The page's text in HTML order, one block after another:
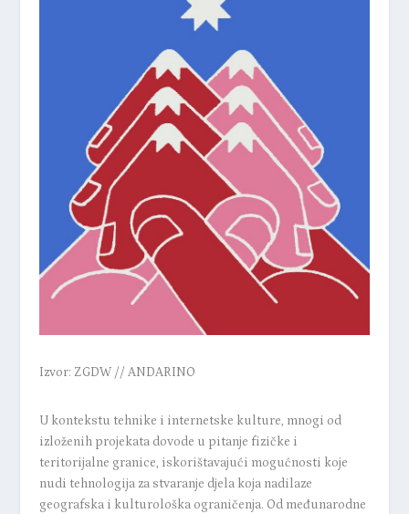
Izvor: ZGDW // ANDARINO
U kontekstu tehnike i internetske kulture, mnogi od
izloženih projekata dovode u pitanje fizičke i
teritorijalne granice, iskorištavajući mogućnosti koje
nudi tehnologija za stvaranje djela koja nadilaze
geografska i kulturološka ograničenja. Od međunarodne